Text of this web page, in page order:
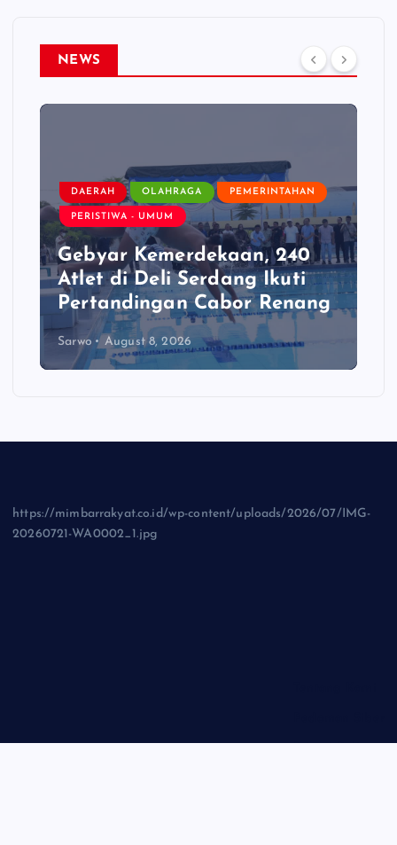
NEWS
DAERAH OLAHRAGA PEMERINTAHAN
PERISTIWA - UMUM
Gebyar Kemerdekaan, 240
Atlet di Deli Serdang Ikuti
Pertandingan Cabor Renang
Sarwo August 8, 2026
https://mimbarrakyat.co.id/wp-content/uploads/2026/07/IMG-
20260721-WA0002_1.jpg